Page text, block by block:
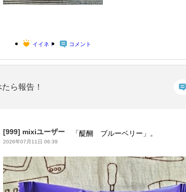
イイネ！ コメント
ら報告！
[999] mixiユーザー
2026年07月11日 06:39
「醍醐 ブルーベリー」。